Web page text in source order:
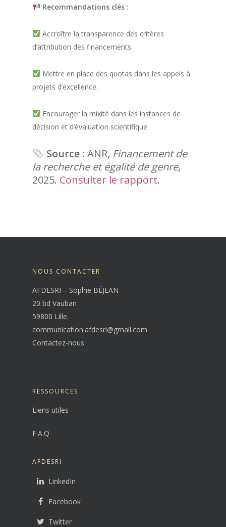
Recommandations clés :
Accroître la transparence des critères
d’attribution des financements.
Mettre en place des quotas dans les appels à
projets d’excellence.
Encourager la mixité dans les instances de
décision et d’évaluation scientifique.
Source : ANR, Financement de
la recherche et égalité de genre,
2025. Consulter le rapport.
NOUS CONTACTER
AFDESRI – Sophie BÉJEAN
20 bd Vauban
59800 Lille.
communication.afdesri@gmail.com
Contactez-nous
RESSOURCES
Liens utiles
F.A.Q
AFDESRI
LinkedIn
Facebook
Twitter